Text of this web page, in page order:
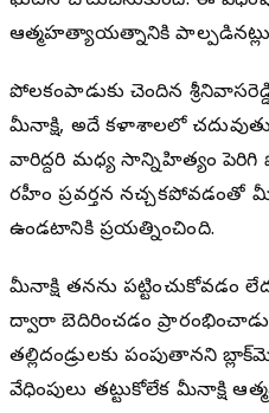
ఆత్మహత్యాయత్నానికి
పోలకంపాడుకు చెందిన
మీనాక్షి, అదే కళాశాలలో
వారిద్దరి మధ్య సాన్నిహిత్యం
రహీం ప్రవర్తన నచ్చకపోవడంతో
ఉండటానికి ప్రయత్నించింది.
మీనాక్షి తనను పట్టించుకోవడం
ద్వారా బెదిరించడం
తల్లిదండ్రులకు పంపుతానని
వేధింపులు తట్టుకోలేక మీనాక్షి